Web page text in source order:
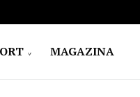
MAGAZINA